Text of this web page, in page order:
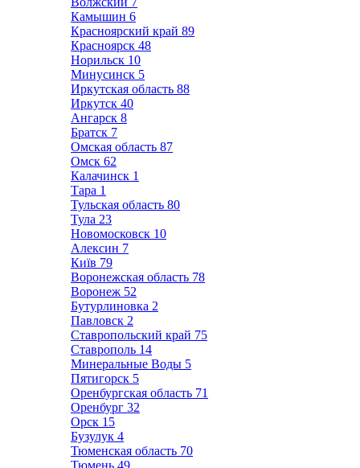
Камышин 6
Красноярский край 89
Красноярск 48
Норильск 10
Минусинск 5
Иркутская область 88
Иркутск 40
Ангарск 8
Братск 7
Омская область 87
Омск 62
Калачинск 1
Тара 1
Тульская область 80
Тула 23
Новомосковск 10
Алексин 7
Київ 79
Воронежская область 78
Воронеж 52
Бутурлиновка 2
Павловск 2
Ставропольский край 75
Ставрополь 14
Минеральные Воды 5
Пятигорск 5
Оренбургская область 71
Оренбург 32
Орск 15
Бузулук 4
Тюменская область 70
Тюмень 49